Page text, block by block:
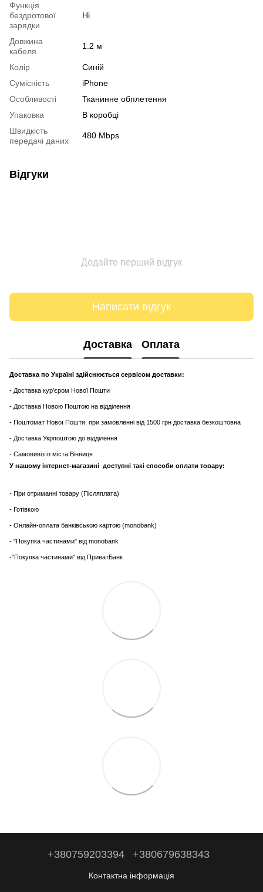
Функція
бездротової
зарядки
Ні
Довжина
кабеля
1.2 м
Колір
Синій
Сумісність
iPhone
Особливості
Тканинне обплетення
Упаковка
В коробці
Швидкість
передачі даних
480 Mbps
Відгуки
Додайте перший відгук
Написати відгук
Доставка Оплата
Доставка по Україні здійснюється сервісом доставки:
- Доставка кур’єром Нової Пошти
- Доставка Новою Поштою на відділення
- Поштомат Нової Пошти: при замовленні від 1500 грн доставка безкоштовна
- Доставка Укрпоштою до відділення
- Самовивіз із міста Вінниця
У нашому інтернет-магазині доступні такі способи оплати товару:
- При отриманні товару (Післяплата)
- Готівкою
- Онлайн-оплата банківською картою (monobank)
- "Покупка частинами" від monobank
-"Покупка частинами" від ПриватБанк
+380759203394 +380679638343
Контактна інформація